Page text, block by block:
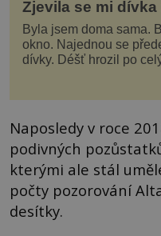
Zjevila se mi
Byla jsem doma sama.
okno. Najednou se
dívky. Déšť hrozil po
bouřka. Do topolů před
Naposledy v roce
podivných
kterými ale stál
počty pozorování
desítky.